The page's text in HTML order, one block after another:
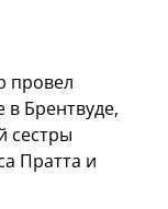
провел
Брентвуде,
сестры
Пратта и